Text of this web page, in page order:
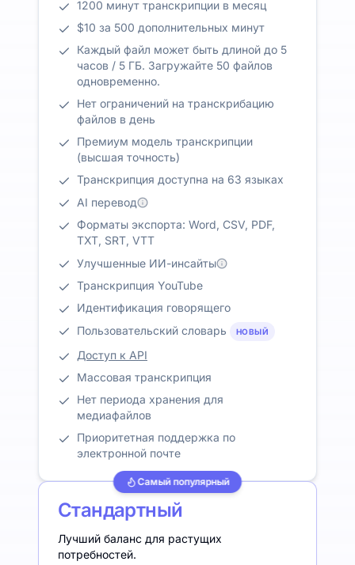
1200 минут транскрипции в месяц
$10 за 500 дополнительных минут
Каждый файл может быть длиной до 5
часов / 5 ГБ. Загружайте 50 файлов
одновременно.
Нет ограничений на транскрибацию
файлов в день
Премиум модель транскрипции
(высшая точность)
Транскрипция доступна на 63 языках
AI перевод
Форматы экспорта: Word, CSV, PDF,
TXT, SRT, VTT
Улучшенные ИИ-инсайты
Транскрипция YouTube
Идентификация говорящего
Пользовательский словарь
НОВЫЙ
Доступ к API
Массовая транскрипция
Нет периода хранения для
медиафайлов
Приоритетная поддержка по
электронной почте
Самый популярный
Стандартный
Лучший баланс для растущих
потребностей.